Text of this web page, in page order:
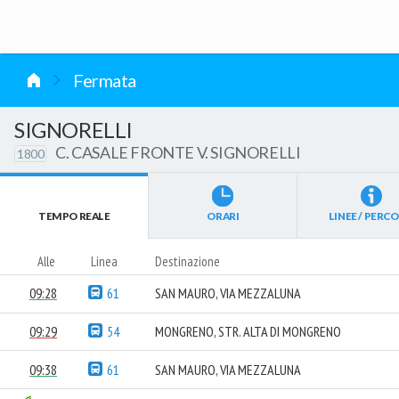
Fermata
SIGNORELLI
1800 C. CASALE FRONTE V. SIGNORELLI
TEMPO REALE ORARI LINEE /
Alle Linea Destinazione
09:28 61 SAN MAURO, VIA MEZZALUNA
09:29 54 MONGRENO, STR. ALTA DI MONGRENO
09:38 61 SAN MAURO, VIA MEZZALUNA